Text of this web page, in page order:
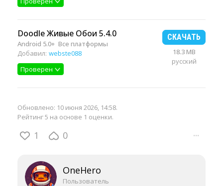
Doodle Живые Обои 5.4.0
Android 5.0+ Все платформы
Добавил: webste088
Проверен
СКАЧАТЬ
18.3 MB
русский
Обновлено: 10 июня 2026, 14:58.
Рейтинг 5 на основе 1 оценки.
1 0 ···
OneHero
Пользователь